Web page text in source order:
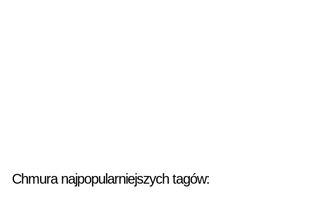
Chmura najpopularniejszych tagów: